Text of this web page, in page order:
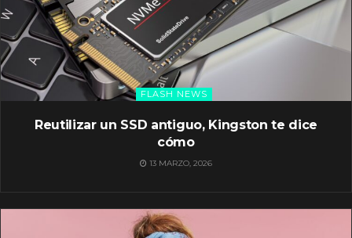
FLASH NEWS
Reutilizar un SSD antiguo, Kingston te dice
cómo
13 MARZO, 2026